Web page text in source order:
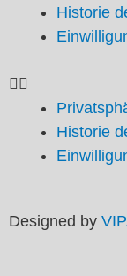
Historie
Historie
Designed by